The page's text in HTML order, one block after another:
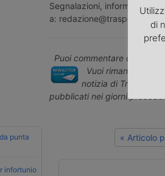
punta
infortunio
Segnalazioni, informazioni,
a:
Puoi commentare questo
Vuoi rimanere
notizia di
pubblicati nei giorni
« Articolo
di